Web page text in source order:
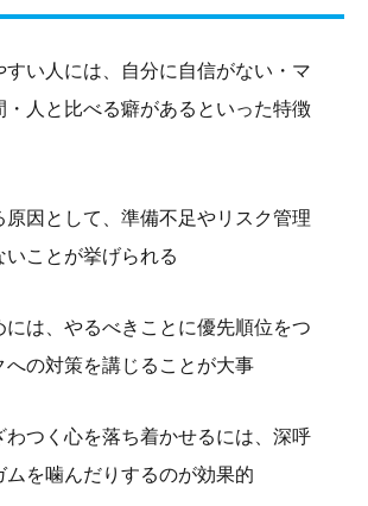
すい人には、自分に自信がない・マ
・人と比べる癖があるといった特徴
原因として、準備不足やリスク管理
いことが挙げられる
には、やるべきことに優先順位をつ
への対策を講じることが大事
わつく心を落ち着かせるには、深呼
ムを噛んだりするのが効果的